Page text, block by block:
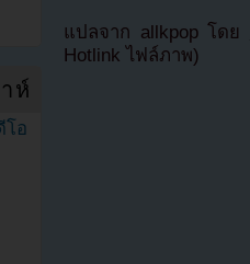
แปลจาก allkpop โดย
Hotlink ไฟล์ภาพ)
ห์
โอ